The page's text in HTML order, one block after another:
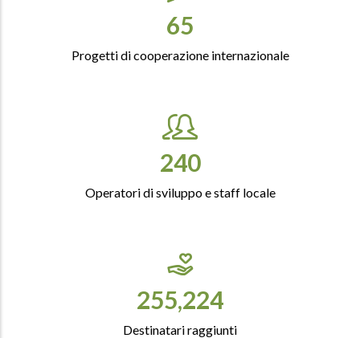
76
Progetti di cooperazione internazionale
282
Operatori di sviluppo e staff locale
300,000
Destinatari raggiunti